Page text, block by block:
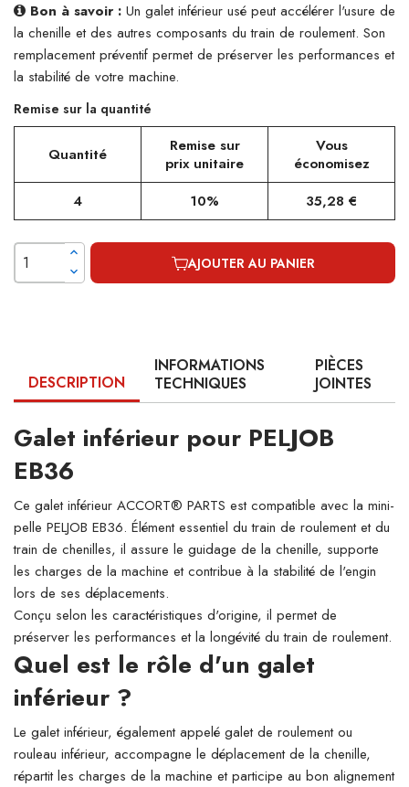
Bon à savoir : Un galet inférieur usé peut accélérer l'usure de
la chenille et des autres composants du train de roulement. Son
remplacement préventif permet de préserver les performances et
la stabilité de votre machine.
Remise sur la quantité
Quantité
Remise sur
prix unitaire
Vous
économisez
4
10% 35,28 €
AJOUTER AU PANIER
DESCRIPTION
INFORMATIONS
TECHNIQUES
PIÈCES
JOINTES
Galet inférieur pour PELJOB
EB36
Ce galet inférieur ACCORT® PARTS est compatible avec la mini-
pelle PELJOB EB36. Élément essentiel du train de roulement et du
train de chenilles, il assure le guidage de la chenille, supporte
les charges de la machine et contribue à la stabilité de l'engin
lors de ses déplacements.
Conçu selon les caractéristiques d'origine, il permet de
préserver les performances et la longévité du train de roulement.
Quel est le rôle d'un galet
inférieur ?
Le galet inférieur, également appelé galet de roulement ou
rouleau inférieur, accompagne le déplacement de la chenille,
répartit les charges de la machine et participe au bon alignement